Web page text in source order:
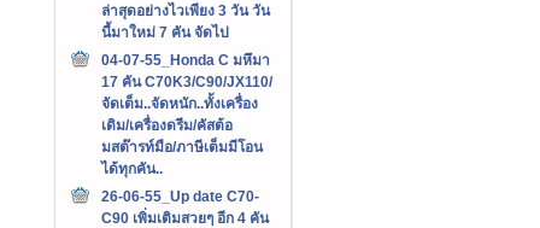
ล่าสุดอย่างไวเพียง 3 วัน วัน
นี้มาใหม่ 7 คัน จัดไป
04-07-55_Honda C มหึมา
17 คัน C70K3/C90/JX110/
จัดเต็ม..จัดหนัก..ทั้งเครื่อง
เดิม/เครื่องดรีม/คัสต้อ
มสต๊ารท์มือ/ภาษีเต็มมีโอน
ได้ทุกคัน..
26-06-55_Up date C70-
C90 เพิ่มเติมสวยๆ อีก 4 คัน